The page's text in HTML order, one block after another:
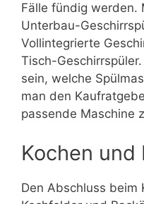
Fälle fündig werden.
Unterbau-
Vollintegrierte
Tisch-
sein, welche
man den
passende Maschine
Kochen und
Den Abschluss beim